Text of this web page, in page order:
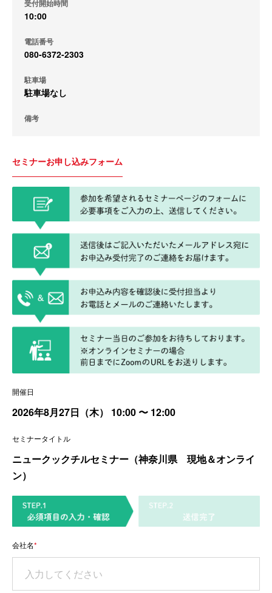
受付開始時間
10:00
電話番号
080-6372-2303
駐車場
駐車場なし
備考
セミナーお申し込みフォーム
開催日
2026年8月27日（木） 10:00 〜 12:00
セミナータイトル
ニュークックチルセミナー（神奈川県 現地＆オンライ
ン）
会社名*